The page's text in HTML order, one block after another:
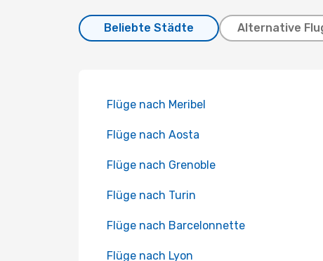
Beliebte Städte Alternative
Flüge nach Meribel
Flüge nach Aosta
Flüge nach Grenoble
Flüge nach Turin
Flüge nach Barcelonnette
Flüge nach Lyon